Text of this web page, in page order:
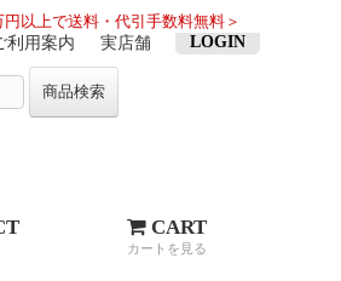
以上で送料・代引手数料無料＞
利用案内 実店舗 LOGIN
商品検索
CART
カートを見る